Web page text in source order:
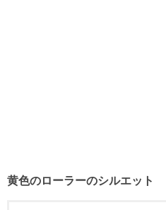
黄色のローラーのシルエット